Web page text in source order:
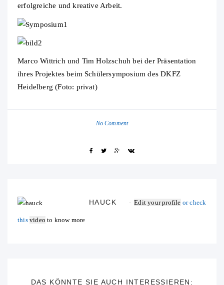
erfolgreiche und kreative Arbeit.
Marco Wittrich und Tim Holzschuh bei der Präsentation
ihres Projektes beim Schülersymposium des DKFZ
Heidelberg (Foto: privat)
No Comment
HAUCK Edit your profile or check
this video to know more
DAS KÖNNTE SIE AUCH INTERESSIEREN: